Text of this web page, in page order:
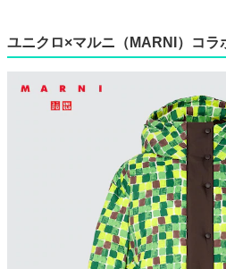
ユニクロ×マルニ（MARNI）コ